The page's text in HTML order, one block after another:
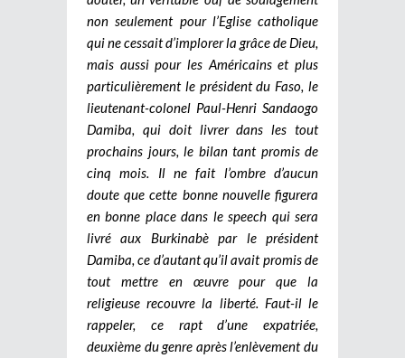
non seulement pour l’Eglise catholique
qui ne cessait d’implorer la grâce de Dieu,
mais aussi pour les Américains et plus
particulièrement le président du Faso, le
lieutenant-colonel Paul-Henri Sandaogo
Damiba, qui doit livrer dans les tout
prochains jours, le bilan tant promis de
cinq mois. Il ne fait l’ombre d’aucun
doute que cette bonne nouvelle figurera
en bonne place dans le speech qui sera
livré aux Burkinabè par le président
Damiba, ce d’autant qu’il avait promis de
tout mettre en œuvre pour que la
religieuse recouvre la liberté. Faut-il le
rappeler, ce rapt d’une expatriée,
deuxième du genre après l’enlèvement du